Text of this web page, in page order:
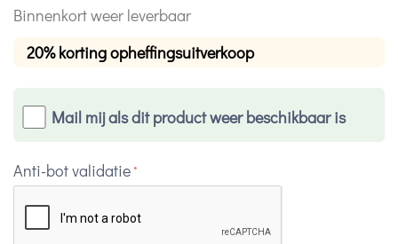
Binnenkort weer leverbaar
20% korting opheffingsuitverkoop
Mail mij als dit product weer beschikbaar is
Anti-bot validatie